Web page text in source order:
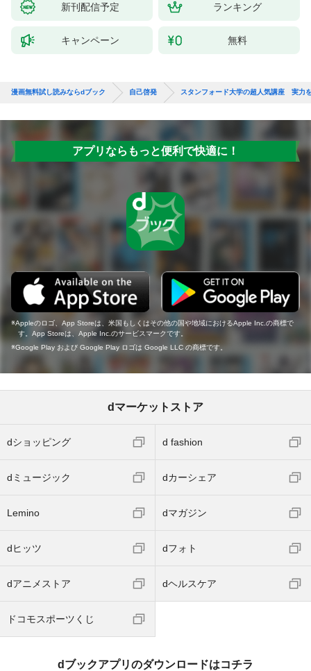
新刊配信予定 ランキング
キャンペーン 無料
漫画無料試し読みならdブック 自己啓発 スタンフォード大学の超人気講座 実力
アプリならもっと便利で快適に！
Appleのロゴ、App Storeは、米国もしくはその他の国や地域におけるApple Inc.の商標で
す。App Storeは、Apple Inc.のサービスマークです。
Google Play および Google Play ロゴは Google LLC の商標です。
dマーケットストア
dショッピング d fashion
dミュージック dカーシェア
Lemino dマガジン
dヒッツ dフォト
dアニメストア dヘルスケア
ドコモスポーツくじ
dブックアプリのダウンロードはコチラ